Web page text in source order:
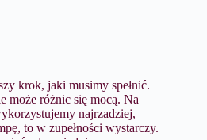
krok, jaki musimy spełnić.
może różnic się mocą. Na
najrzadziej,
to w zupełności wystarczy.